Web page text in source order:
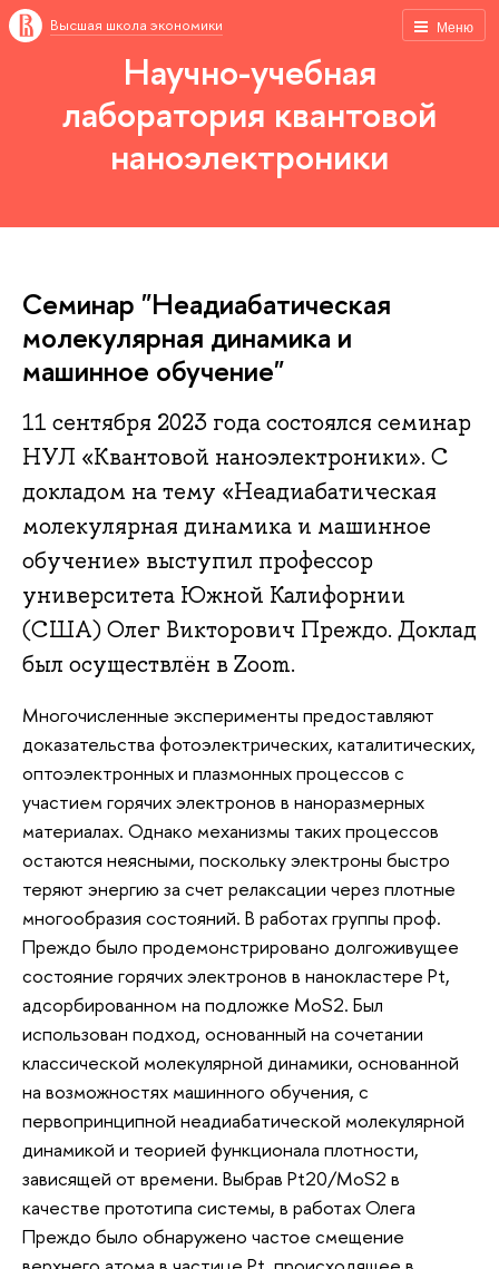
Меню
Высшая школа экономики
Научно-учебная
лаборатория квантовой
наноэлектроники
Семинар "Неадиабатическая
молекулярная динамика и
машинное обучение"
11 сентября 2023 года состоялся семинар
НУЛ «Квантовой наноэлектроники». С
докладом на тему «Неадиабатическая
молекулярная динамика и машинное
обучение» выступил профессор
университета Южной Калифорнии
(США) Олег Викторович Преждо. Доклад
был осуществлён в Zoom.
Многочисленные эксперименты предоставляют
доказательства фотоэлектрических, каталитических,
оптоэлектронных и плазмонных процессов с
участием горячих электронов в наноразмерных
материалах. Однако механизмы таких процессов
остаются неясными, поскольку электроны быстро
теряют энергию за счет релаксации через плотные
многообразия состояний. В работах группы проф.
Преждо было продемонстрировано долгоживущее
состояние горячих электронов в нанокластере Pt,
адсорбированном на подложке MoS2. Был
использован подход, основанный на сочетании
классической молекулярной динамики, основанной
на возможностях машинного обучения, с
первопринципной неадиабатической молекулярной
динамикой и теорией функционала плотности,
зависящей от времени. Выбрав Pt20/MoS2 в
качестве прототипа системы, в работах Олега
Преждо было обнаружено частое смещение